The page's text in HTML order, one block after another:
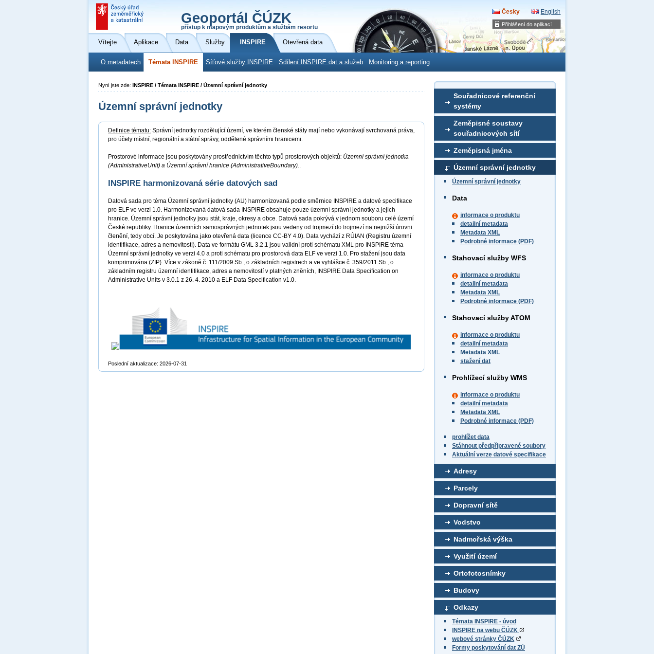
Přihlášení do aplikací
Geoportál ČÚZK
přístup k mapovým produktům a službám resortu
Česky English
Vítejte Aplikace Data Služby INSPIRE Otevřená data
O metadatech Témata INSPIRE Síťové služby INSPIRE Sdílení INSPIRE dat a služeb Monitoring a reporting
Souřadnicové referenční
systémy
Zeměpisné soustavy
souřadnicových sítí
Zeměpisná jména
Územní správní jednotky
Územní správní jednotky
Data
informace o produktu
detailní metadata
Metadata XML
Podrobné informace (PDF)
Stahovací služby WFS
informace o produktu
detailní metadata
Metadata XML
Podrobné informace (PDF)
Stahovací služby ATOM
informace o produktu
detailní metadata
Metadata XML
stažení dat
Prohlížecí služby WMS
informace o produktu
detailní metadata
Metadata XML
Podrobné informace (PDF)
prohlížet data
Stáhnout předpřipravené soubory
Aktuální verze datové specifikace
Adresy
Parcely
Dopravní sítě
Vodstvo
Nadmořská výška
Využití území
Ortofotosnímky
Budovy
Odkazy
Témata INSPIRE - úvod
INSPIRE na webu ČÚZK
webové stránky ČÚZK
Formy poskytování dat ZÚ
Nyní jste zde: INSPIRE / Témata INSPIRE / Územní správní jednotky
Územní správní jednotky
Definice tématu: Správní jednotky rozdělující území, ve kterém členské státy mají nebo vykonávají svrchovaná práva,
pro účely místní, regionální a státní správy, oddělené správními hranicemi.
Prostorové informace jsou poskytovány prostřednictvím těchto typů prostorových objektů: Územní správní jednotka
(AdministrativeUnit) a Územní správní hranice (AdministrativeBoundary)..
INSPIRE harmonizovaná série datových sad
Datová sada pro téma Územní správní jednotky (AU) harmonizovaná podle směrnice INSPIRE a datové specifikace
pro ELF ve verzi 1.0. Harmonizovaná datová sada INSPIRE obsahuje pouze územní správní jednotky a jejich
hranice. Územní správní jednotky jsou stát, kraje, okresy a obce. Datová sada pokrývá v jednom souboru celé území
České republiky. Hranice územních samosprávných jednotek jsou vedeny od trojmezí do trojmezí na nejnižší úrovni
členění, tedy obcí. Je poskytována jako otevřená data (licence CC-BY 4.0). Data vychází z RÚIAN (Registru územní
identifikace, adres a nemovitostí). Data ve formátu GML 3.2.1 jsou validní proti schématu XML pro INSPIRE téma
Územní správní jednotky ve verzi 4.0 a proti schématu pro prostorová data ELF ve verzi 1.0. Pro stažení jsou data
komprimována (ZIP). Více v zákoně č. 111/2009 Sb., o základních registrech a ve vyhlášce č. 359/2011 Sb., o
základním registru územní identifikace, adres a nemovitostí v platných zněních, INSPIRE Data Specification on
Administrative Units v 3.0.1 z 26. 4. 2010 a ELF Data Specification v1.0.
Poslední aktualizace: 2026-07-31